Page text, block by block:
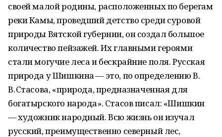
своей малой родины, расположенных по берегам
реки Камы, проведший детство среди суровой
природы Вятской губернии, он создал большое
количество пейзажей. Их главными героями
стали могучие леса и бескрайние поля. Русская
природа у Шишкина — это, по определению В.
В. Стасова, «природа, предназначенная для
богатырского народа». Стасов писал: «Шишкин
— художник народный. Всю жизнь он изучал
русский, преимущественно северный лес,